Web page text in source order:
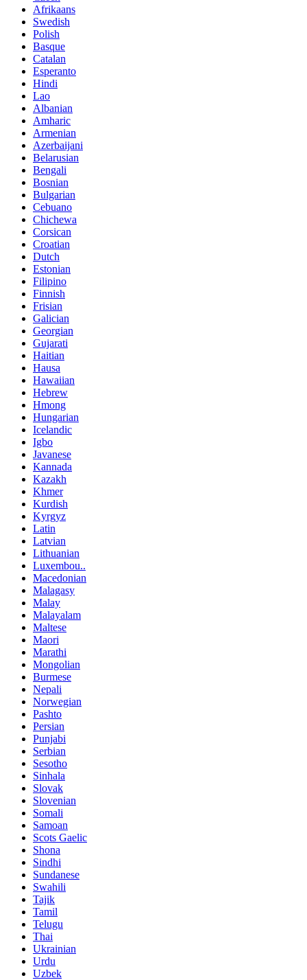
Afrikaans
Swedish
Polish
Basque
Catalan
Esperanto
Hindi
Lao
Albanian
Amharic
Armenian
Azerbaijani
Belarusian
Bengali
Bosnian
Bulgarian
Cebuano
Chichewa
Corsican
Croatian
Dutch
Estonian
Filipino
Finnish
Frisian
Galician
Georgian
Gujarati
Haitian
Hausa
Hawaiian
Hebrew
Hmong
Hungarian
Icelandic
Igbo
Javanese
Kannada
Kazakh
Khmer
Kurdish
Kyrgyz
Latin
Latvian
Lithuanian
Luxembou..
Macedonian
Malagasy
Malay
Malayalam
Maltese
Maori
Marathi
Mongolian
Burmese
Nepali
Norwegian
Pashto
Persian
Punjabi
Serbian
Sesotho
Sinhala
Slovak
Slovenian
Somali
Samoan
Scots Gaelic
Shona
Sindhi
Sundanese
Swahili
Tajik
Tamil
Telugu
Thai
Ukrainian
Urdu
Uzbek